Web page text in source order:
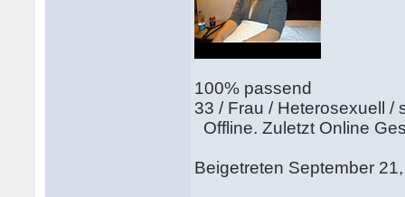
100% passend
33 / Frau / Heterosexuell /
Offline. Zuletzt Online
Beigetreten September